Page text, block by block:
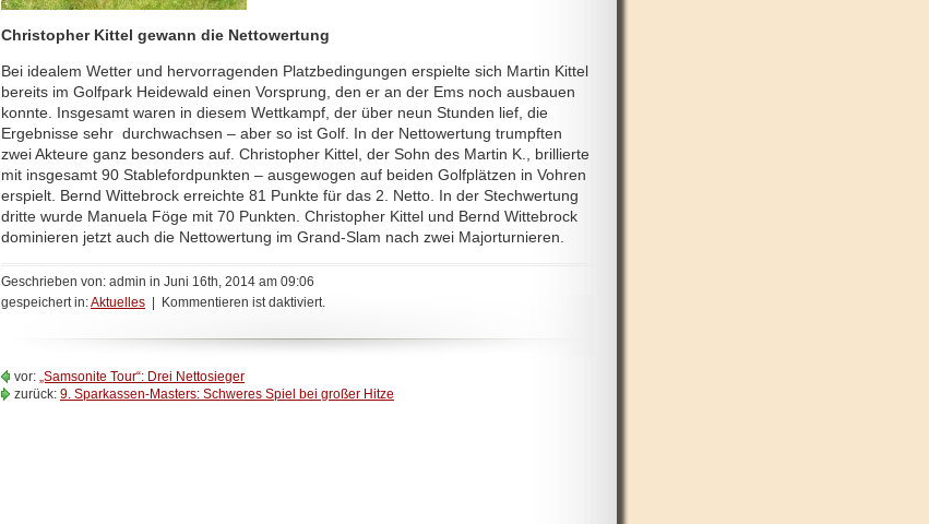
Christopher Kittel gewann die Nettowertung
Bei idealem Wetter und hervorragenden Platzbedingungen erspielte sich Martin Kittel
bereits im Golfpark Heidewald einen Vorsprung, den er an der Ems noch ausbauen
konnte. Insgesamt waren in diesem Wettkampf, der über neun Stunden lief, die
Ergebnisse sehr durchwachsen – aber so ist Golf. In der Nettowertung trumpften
zwei Akteure ganz besonders auf. Christopher Kittel, der Sohn des Martin K., brillierte
mit insgesamt 90 Stablefordpunkten – ausgewogen auf beiden Golfplätzen in Vohren
erspielt. Bernd Wittebrock erreichte 81 Punkte für das 2. Netto. In der Stechwertung
dritte wurde Manuela Föge mit 70 Punkten. Christopher Kittel und Bernd Wittebrock
dominieren jetzt auch die Nettowertung im Grand-Slam nach zwei Majorturnieren.
Geschrieben von: admin in Juni 16th, 2014 am 09:06
gespeichert in:Aktuelles | Kommentieren ist daktiviert.
vor: „Samsonite Tour“: Drei Nettosieger
zurück: 9. Sparkassen-Masters: Schweres Spiel bei großer Hitze